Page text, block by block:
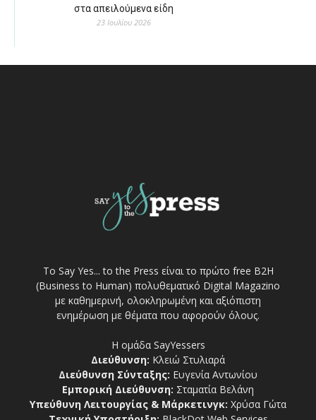
στα απειλούμενα είδη
23 Ιουλίου 2026
Το Say Yes... to the Press είναι το πρώτο free Β2Η
(Business to Human) πολυθεματικό Digital Magazino
με καθημερινή, ολοκληρωμένη και αξιόπιστη
ενημέρωση με θέματα που αφορούν όλους.
Η ομάδα SayYessers
Διεύθυνση: Κλειώ Στυλιαρά
Διεύθυνση Σύνταξης: Ευγενία Αντωνίου
Εμπορική Διεύθυνση: Σταματία Βελάνη
Υπεύθυνη Λειτουργίας & Μάρκετινγκ: Χρύσα Γώτα